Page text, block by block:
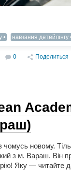
навчання детейлінгу
0 Поделиться
новому.
з м. Вараш. Він
Яку — читайте